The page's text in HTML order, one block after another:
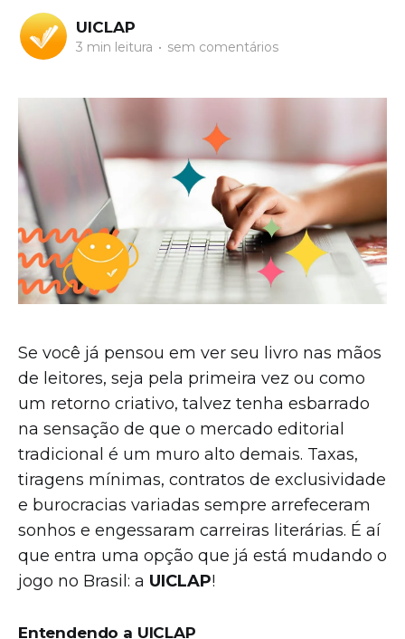
UICLAP
3 min leitura • sem comentários
Se você já pensou em ver seu livro nas mãos
de leitores, seja pela primeira vez ou como
um retorno criativo, talvez tenha esbarrado
na sensação de que o mercado editorial
tradicional é um muro alto demais. Taxas,
tiragens mínimas, contratos de exclusividade
e burocracias variadas sempre arrefeceram
sonhos e engessaram carreiras literárias. É aí
que entra uma opção que já está mudando o
jogo no Brasil: a UICLAP!
Entendendo a UICLAP